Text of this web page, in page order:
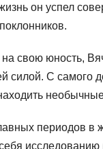
он успел
свою юность,
силой. С самого
периодов в